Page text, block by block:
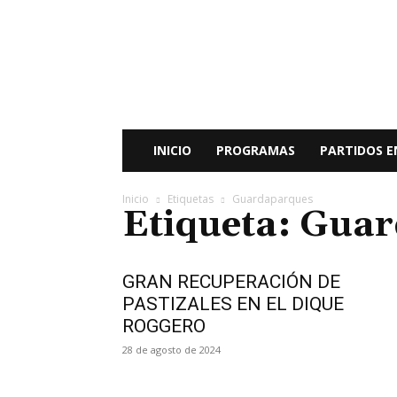
INICIO PROGRAMAS PARTIDOS
Inicio Etiquetas Guardaparques
Etiqueta:
GRAN RECUPERACIÓN DE
PASTIZALES EN EL DIQUE
ROGGERO
28 de agosto de 2024